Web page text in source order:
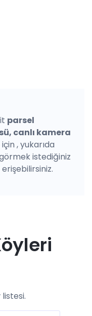
parsel
canlı kamera
, yukarıda
istediğiniz